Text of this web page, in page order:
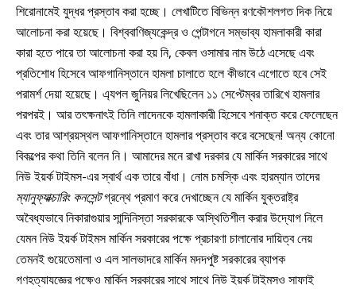
শিরোনামেই যুদ্ধর প্রস্তাব করা হচ্ছে। লেখাটিতে বিভিন্ন রণকৌশলগত দিক নিয়ে
আলোচনা করা হয়েছে। বিশ্ববাণিজ্যকেন্দ্র ও পেন্টাগনে সম্ভাব্য হামলাকারী কারা
কারা হতে পারে তা আলোচনা করা হয় নি, কেবল ওসামার নাম উঠে এসেছে এবং
প্রতিশোধ হিসেবে আফগানিস্তানে হামলা চালাতে হলে কীভাবে এগোতে হবে সেই
পরামর্শ দেয়া হয়েছে। এ্যপল জুনিয়র লিখেছিলেন ১১ সেপ্টেম্বর তারিখে হামলার
পরপরই। আর তৎক্ষনাৎই তিনি লাদেনকে হামলাকারী হিসেবে শনাক্ত করে ফেলেছেন
এবং তার আশ্রয়স্থল আফগানিস্তানে হামলার প্রস্তাব করে বসেছেন! অন্য কোনো
বিকল্পের কথা তিনি বলেন নি। আমাদের মনে রাখা দরকার যে মার্কিন সরকারের সাথে
নিউ ইয়র্ক টাইমস-এর স্বার্থ এক তারে বাঁধা। নোম চমস্কি এবং হারম্যান তাদের
ম্যানুফ্যাক্চারিং কনসেন্টগ্রন্থে প্রমাণ করে দেখাচ্ছেন যে মার্কিন যুক্তরাষ্ট্র
অবৈধ্যভাবে নিকারাগুয়ার সান্দিনিস্তা সরকারকে অস্থিতিশীল করার উদ্যোগ নিলে
যেমন নিউ ইয়র্ক টাইমস মার্কিন সরকারের পক্ষে প্রচারণা চালানোর দায়িত্ব নেয়
তেমনই গুয়েতেমালা ও এল সালভাদরে মার্কিন মদদপুষ্ট সরকারের ব্যাপক
গণহত্যাযজ্ঞের পক্ষেও মার্কিন সরকারের সাথে সাথে নিউ ইয়র্ক টাইমসও সাফাই